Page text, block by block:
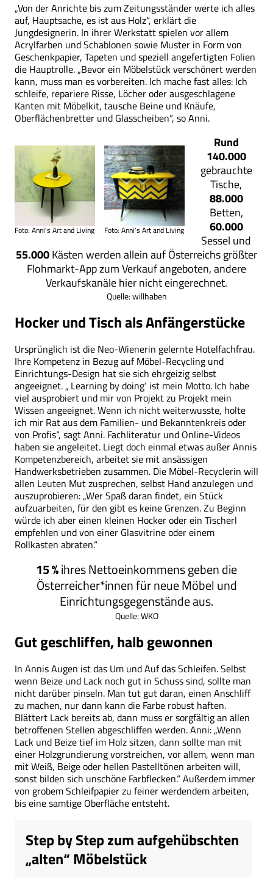
„Von der Anrichte bis zum Zeitungsständer werte ich alles
auf, Hauptsache, es ist aus Holz“, erklärt die
Jungdesignerin. In ihrer Werkstatt spielen vor allem
Acrylfarben und Schablonen sowie Muster in Form von
Geschenkpapier, Tapeten und speziell angefertigten Folien
die Hauptrolle. „Bevor ein Möbelstück verschönert werden
kann, muss man es vorbereiten. Ich mache fast alles: Ich
schleife, repariere Risse, Löcher oder ausgeschlagene
Kanten mit Möbelkit, tausche Beine und Knäufe,
Oberflächenbretter und Glasscheiben“, so Anni.
Foto: Anni's Art and Living Foto: Anni's Art and Living
Rund
140.000
gebrauchte
Tische,
88.000
Betten,
60.000
Sessel und
55.000Kästen werden allein auf Österreichs größter
Flohmarkt-App zum Verkauf angeboten, andere
Verkaufskanäle hier nicht eingerechnet.
Quelle: willhaben
Hocker und Tisch als Anfängerstücke
Ursprünglich ist die Neo-Wienerin gelernte Hotelfachfrau.
Ihre Kompetenz in Bezug auf Möbel-Recycling und
Einrichtungs-Design hat sie sich ehrgeizig selbst
angeeignet. „‚Learning by doing‘ ist mein Motto. Ich habe
viel ausprobiert und mir von Projekt zu Projekt mein
Wissen angeeignet. Wenn ich nicht weiterwusste, holte
ich mir Rat aus dem Familien- und Bekanntenkreis oder
von Profis“, sagt Anni. Fachliteratur und Online-Videos
haben sie angeleitet. Liegt doch einmal etwas außer Annis
Kompetenzbereich, arbeitet sie mit ansässigen
Handwerksbetrieben zusammen. Die Möbel-Recyclerin will
allen Leuten Mut zusprechen, selbst Hand anzulegen und
auszuprobieren: „Wer Spaß daran findet, ein Stück
aufzuarbeiten, für den gibt es keine Grenzen. Zu Beginn
würde ich aber einen kleinen Hocker oder ein Tischerl
empfehlen und von einer Glasvitrine oder einem
Rollkasten abraten.“
15 %ihres Nettoeinkommens geben die
Österreicher*innen für neue Möbel und
Einrichtungsgegenstände aus.
Quelle: WKO
Gut geschliffen, halb gewonnen
In Annis Augen ist das Um und Auf das Schleifen. Selbst
wenn Beize und Lack noch gut in Schuss sind, sollte man
nicht darüber pinseln. Man tut gut daran, einen Anschliff
zu machen, nur dann kann die Farbe robust haften.
Blättert Lack bereits ab, dann muss er sorgfältig an allen
betroffenen Stellen abgeschliffen werden. Anni: „Wenn
Lack und Beize tief im Holz sitzen, dann sollte man mit
einer Holzgrundierung vorstreichen, vor allem, wenn man
mit Weiß, Beige oder hellen Pastelltönen arbeiten will,
sonst bilden sich unschöne Farbflecken.“ Außerdem immer
von grobem Schleifpapier zu feiner werdendem arbeiten,
bis eine samtige Oberfläche entsteht.
Step by Step zum aufgehübschten
„alten“ Möbelstück